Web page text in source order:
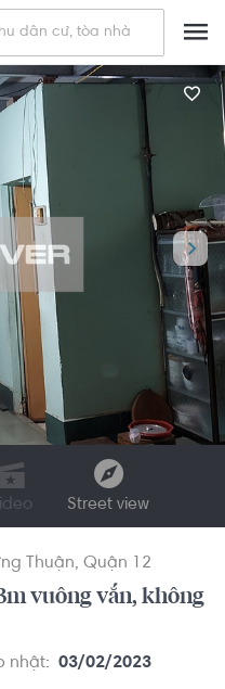
Street view
Thuận Quận 12
vuông vắn, không
nhật: 03/02/2023